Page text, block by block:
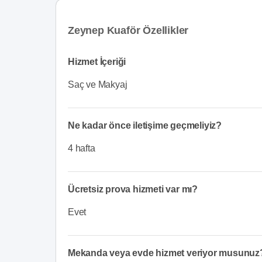
Zeynep Kuaför Özellikler
Hizmet İçeriği
Saç ve Makyaj
Ne kadar önce iletişime geçmeliyiz?
4 hafta
Ücretsiz prova hizmeti var mı?
Evet
Mekanda veya evde hizmet veriyor